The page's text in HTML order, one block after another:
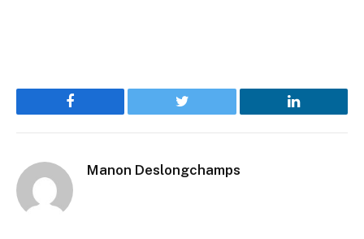
Facebook Twitter LinkedIn
Manon Deslongchamps